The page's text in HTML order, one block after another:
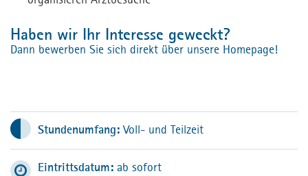
Haben wir Ihr Interesse geweckt?
Dann bewerben Sie sich direkt über unsere Homepage!
Stundenumfang:Voll- und Teilzeit
Eintrittsdatum: ab sofort